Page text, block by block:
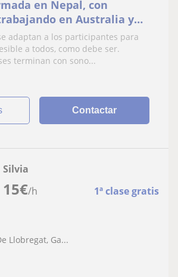
en Nepal, con
en Australia y
clases grupales y
adaptan a los participantes para
a todos, como debe ser.
terminan con sono...
Contactar
15€/h 1ª clase gratis
Silvia
Llobregat, Ga...